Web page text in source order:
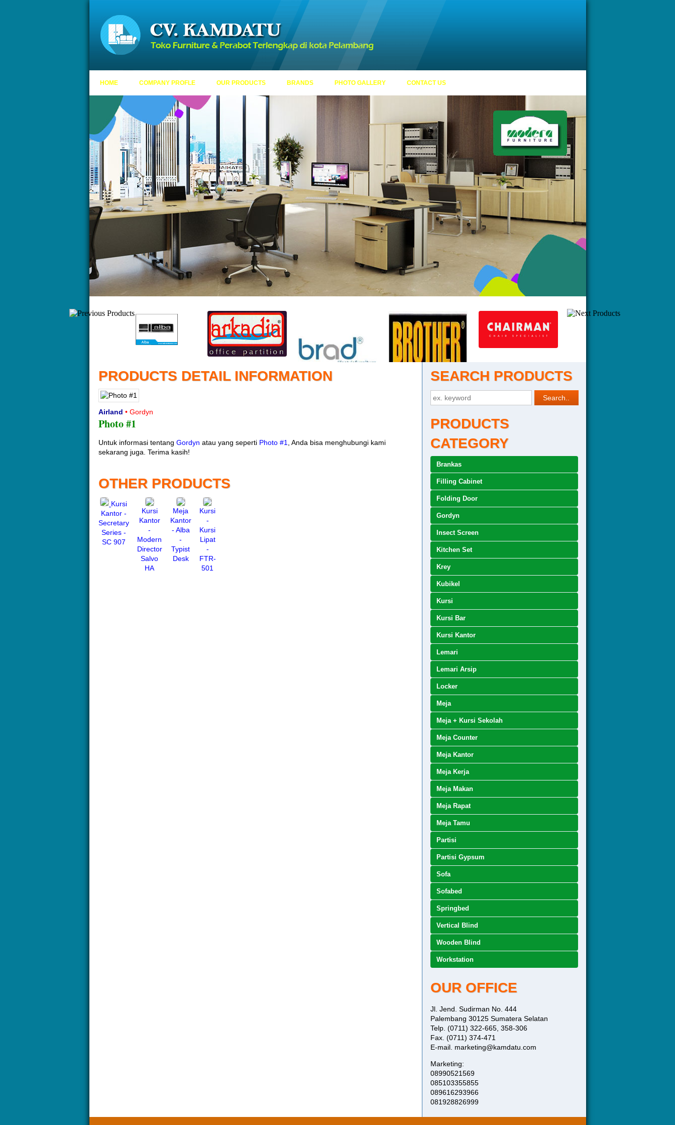
HOME COMPANY PROFLE OUR PRODUCTS BRANDS PHOTO GALLERY CONTACT US
PRODUCTS DETAIL INFORMATION
Airland • Gordyn
Photo #1
Untuk informasi tentang Gordyn atau yang seperti Photo #1
, Anda bisa menghubungi kami
sekarang juga. Terima kasih!
OTHER PRODUCTS
Kursi
Kantor -
Secretary
Series -
SC 907
Kursi
Kantor
-
Modern
Director
Salvo
HA
Meja
Kantor
- Alba
-
Typist
Desk
Kursi
-
Kursi
Lipat
-
FTR-
501
SEARCH PRODUCTS
PRODUCTS
CATEGORY
Brankas
Filling Cabinet
Folding Door
Gordyn
Insect Screen
Kitchen Set
Krey
Kubikel
Kursi
Kursi Bar
Kursi Kantor
Lemari
Lemari Arsip
Locker
Meja
Meja + Kursi Sekolah
Meja Counter
Meja Kantor
Meja Kerja
Meja Makan
Meja Rapat
Meja Tamu
Partisi
Partisi Gypsum
Sofa
Sofabed
Springbed
Vertical Blind
Wooden Blind
Workstation
OUR OFFICE
Jl. Jend. Sudirman No. 444
Palembang 30125 Sumatera Selatan
Telp. (0711) 322-665, 358-306
Fax. (0711) 374-471
E-mail. marketing@kamdatu.com
Marketing:
08990521569
085103355855
089616293966
081928826999